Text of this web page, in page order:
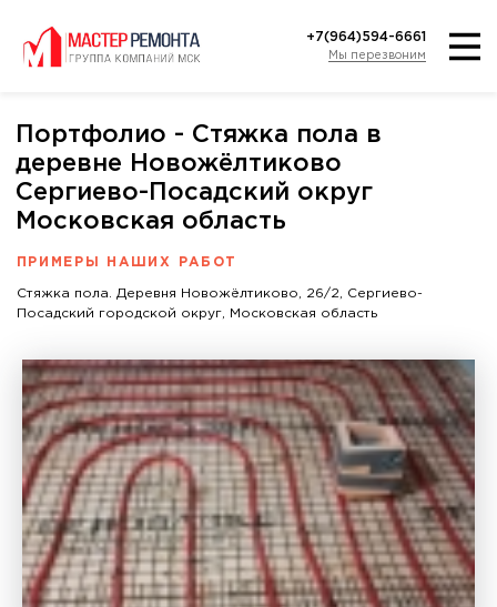
+7(964)594-6661
Мы перезвоним
Портфолио - Стяжка пола в
деревне Новожёлтиково
Сергиево-Посадский округ
Московская область
ПРИМЕРЫ НАШИХ РАБОТ
Стяжка пола. Деревня Новожёлтиково, 26/2, Сергиево-
Посадский городской округ, Московская область